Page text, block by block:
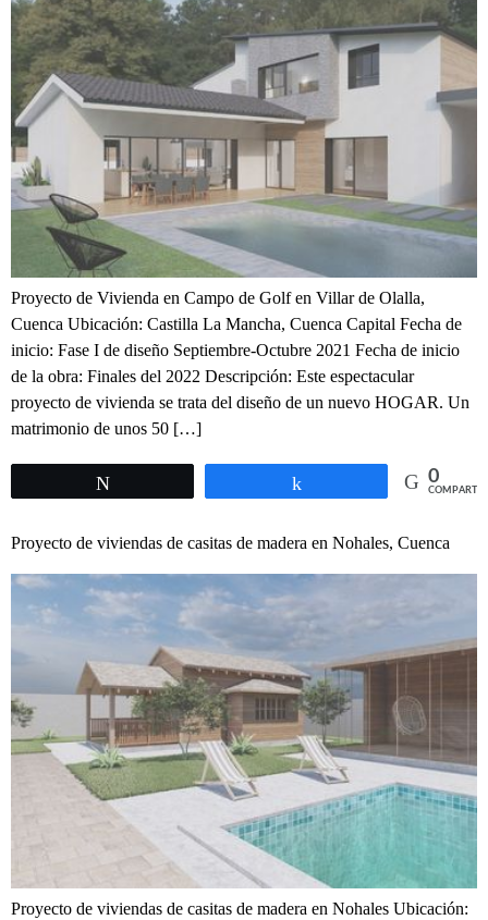
Proyecto de Vivienda en Campo de Golf en Villar de Olalla,
Cuenca Ubicación: Castilla La Mancha, Cuenca Capital Fecha de
inicio: Fase I de diseño Septiembre-Octubre 2021 Fecha de inicio
de la obra: Finales del 2022 Descripción: Este espectacular
proyecto de vivienda se trata del diseño de un nuevo HOGAR. Un
matrimonio de unos 50 […]
0
COMPARTIR
Proyecto de viviendas de casitas de madera en Nohales, Cuenca
Proyecto de viviendas de casitas de madera en Nohales Ubicación: